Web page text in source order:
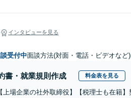
インタビューを見る
受付中面談方法(対面・電話・ビデオなど
書・就業規則作成 料金表を見る
上場企業の社外取締役】【税理士も在籍